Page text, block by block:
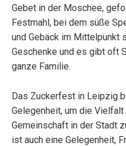
Gebet in der Moschee,
Festmahl, bei dem süße
und Gebäck im Mittelpunkt
Geschenke und es gibt oft
ganze Familie.
Das Zuckerfest in Leipzig
Gelegenheit, um die
Gemeinschaft in der Stadt
ist auch eine Gelegenheit,